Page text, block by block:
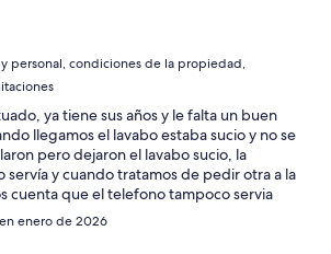
y personal, condiciones de la propiedad,
ya tiene sus años y le falta un buen
llegamos el lavabo estaba sucio y no se
pero dejaron el lavabo sucio, la
servía y cuando tratamos de pedir otra a la
cuenta que el telefono tampoco servia
enero de 2026